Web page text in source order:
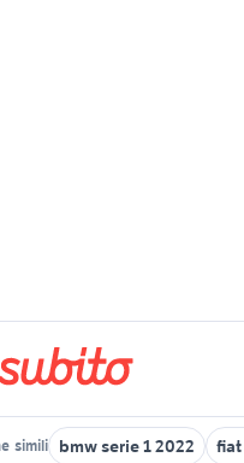
simili bmw serie 1 2022